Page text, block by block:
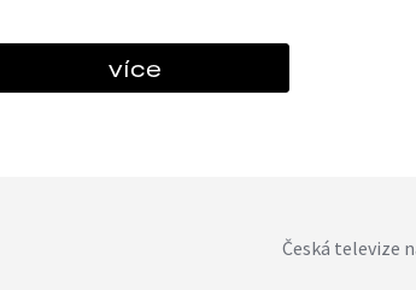
více
Česká televize